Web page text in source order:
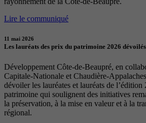
Lire le communiqué
11 mai 2026
Les lauréats des prix du patrimoine 2026
Développement Côte-de-Beaupré, en
Capitale-Nationale et Chaudière-
dévoiler les lauréates et lauréats de l’édition
patrimoine qui soulignent des initiatives
la préservation, à la mise en valeur et à la
régional.